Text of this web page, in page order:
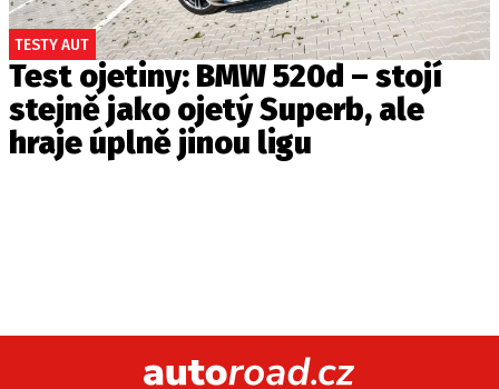
TESTY AUT
Test ojetiny: BMW 520d – stojí
stejně jako ojetý Superb, ale
hraje úplně jinou ligu